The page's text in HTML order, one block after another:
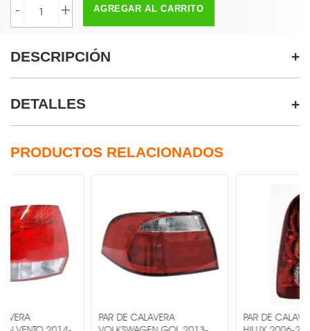
- + AGREGAR AL CARRITO
DESCRIPCIÓN
DETALLES
PRODUCTOS RELACIONADOS
PAR DE CALAVERA
PAR DE CALAVERA